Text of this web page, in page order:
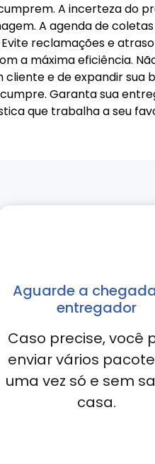
A incerteza do
A agenda de
reclamações e
a máxima eficiência.
e de expandir
Garanta sua
que trabalha a seu
Aguarde a
entregador
Caso precise, você
enviar vários
uma vez só e sem
casa.